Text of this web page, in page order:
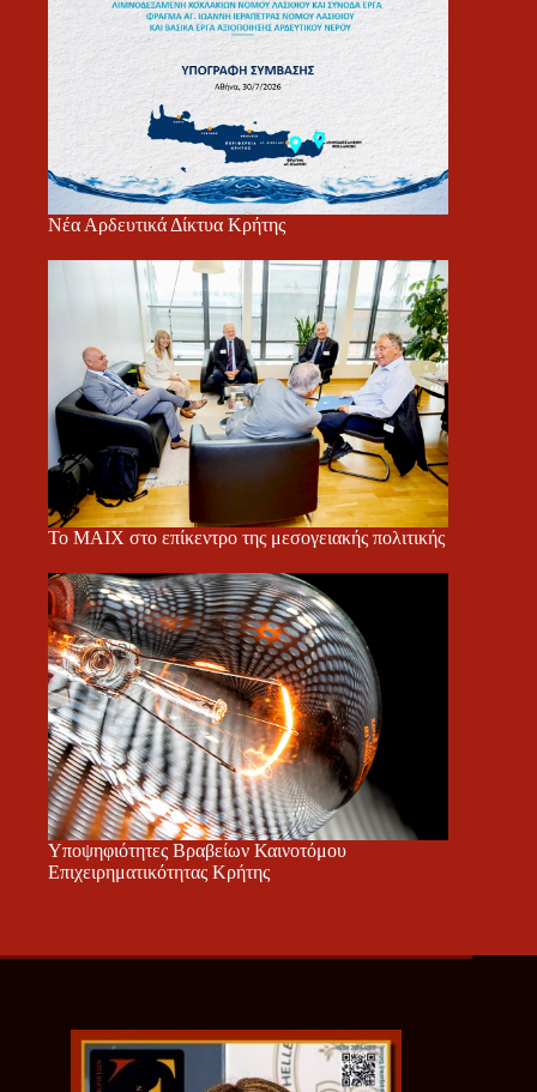
Νέα Αρδευτικά Δίκτυα Κρήτης
Το ΜΑΙΧ στο επίκεντρο της μεσογειακής πολιτικής
Υποψηφιότητες Βραβείων Καινοτόμου
Επιχειρηματικότητας Κρήτης